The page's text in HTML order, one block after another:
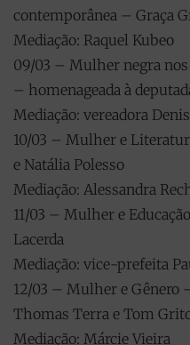
contemporânea – Graça
Mediação: Raquel Kubeo
09/03 – Mulher negra
– homenageada à
Mediação: vereadora
10/03 – Mulher e
e Natália Polesso
Mediação: Alessandra
11/03 – Mulher e
Lacerda
Mediação: vice-prefeita
12/03 – Mulher e Gênero
Thomas Terra e Tom
Mediação: Márcie Vieira